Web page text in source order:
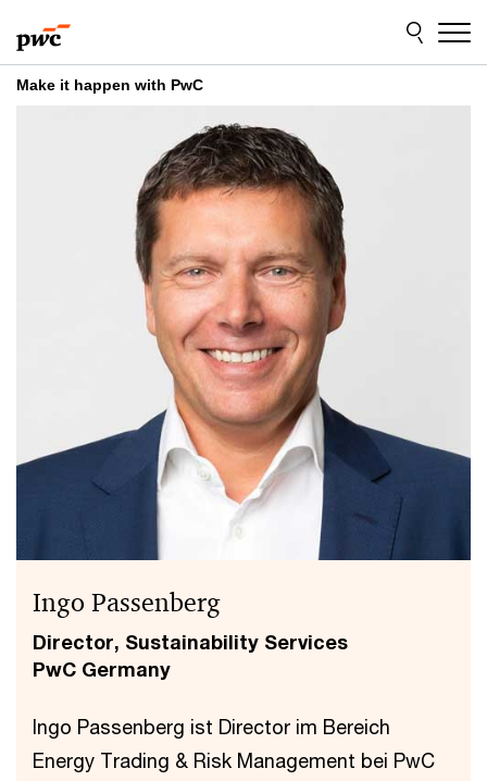
to
content
to
footer
Make it happen with PwC
Ingo Passenberg
Director, Sustainability Services
PwC Germany
Ingo Passenberg ist Director im Bereich
Energy Trading & Risk Management bei PwC